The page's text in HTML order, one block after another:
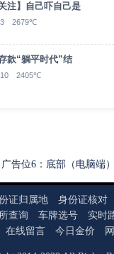
注】自己吓自己是
3 2679℃
款“躺平时代”结
10 2405℃
广告位6：底部（电脑端）
证归属地 身份证核对
查询 车牌选号 实时
在线留言 今日金价